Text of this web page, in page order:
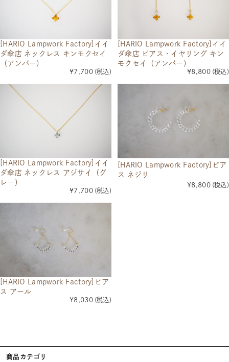
[HARIO Lampwork Factory]イイ
ダ傘店 ネックレス キンモクセイ
（アンバー）
¥7,700 (税込)
[HARIO Lampwork Factory]イイ
ダ傘店 ピアス・イヤリング キン
モクセイ（アンバー）
¥8,800 (税込)
[HARIO Lampwork Factory]イイ
ダ傘店 ネックレス アジサイ（グ
レー）
¥7,700 (税込)
[HARIO Lampwork Factory]ピア
ス ネジリ
¥8,800 (税込)
[HARIO Lampwork Factory]ピア
ス アール
¥8,030 (税込)
商品カテゴリ